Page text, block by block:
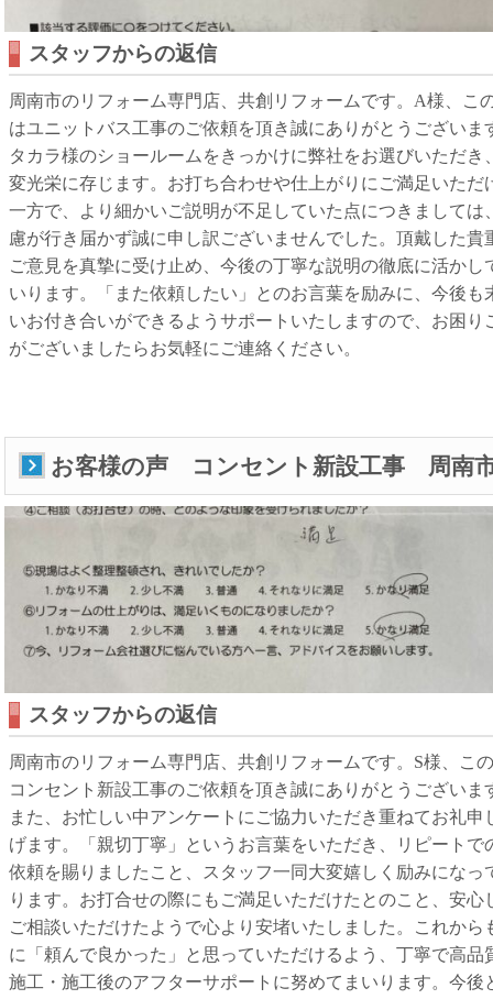
スタッフからの返信
周南市のリフォーム専門店、共創リフォームです。A様、こ
はユニットバス工事のご依頼を頂き誠にありがとうございま
タカラ様のショールームをきっかけに弊社をお選びいただき
変光栄に存じます。お打ち合わせや仕上がりにご満足いただ
一方で、より細かいご説明が不足していた点につきましては
慮が行き届かず誠に申し訳ございませんでした。頂戴した貴
ご意見を真摯に受け止め、今後の丁寧な説明の徹底に活かし
いります。「また依頼したい」とのお言葉を励みに、今後も
いお付き合いができるようサポートいたしますので、お困り
がございましたらお気軽にご連絡ください。
お客様の声 コンセント新設工事 周南
スタッフからの返信
周南市のリフォーム専門店、共創リフォームです。S様、こ
コンセント新設工事のご依頼を頂き誠にありがとうございま
また、お忙しい中アンケートにご協力いただき重ねてお礼申
げます。「親切丁寧」というお言葉をいただき、リピートで
依頼を賜りましたこと、スタッフ一同大変嬉しく励みになっ
ります。お打合せの際にもご満足いただけたとのこと、安心
ご相談いただけたようで心より安堵いたしました。これから
に「頼んで良かった」と思っていただけるよう、丁寧で高品
施工・施工後のアフターサポートに努めてまいります。今後